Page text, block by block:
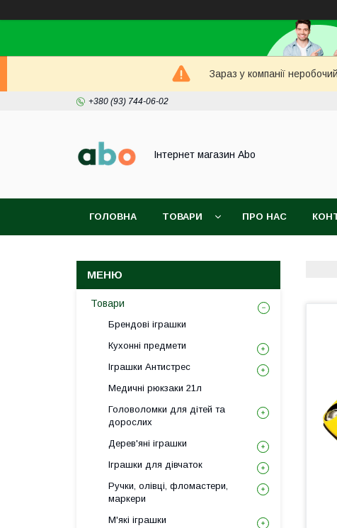
Зараз у компанії
+380 (93) 744-06-02
Інтернет магазин Abo
ГОЛОВНА ТОВАРИ ПРО НАС
Товари
Брендові іграшки
Кухонні предмети
Іграшки Антистрес
Медичні рюкзаки 21л
Головоломки для дітей та
дорослих
Дерев'яні іграшки
Іграшки для дівчаток
Ручки, олівці, фломастери,
маркери
М'які іграшки